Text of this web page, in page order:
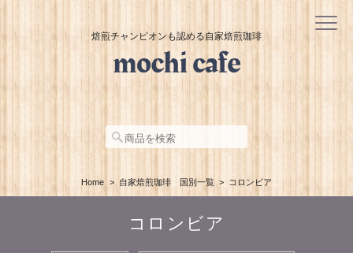
焙煎チャンピオンも認める自家焙煎珈琲
Home 自家焙煎珈琲 国別一覧 コロンビア
コロンビア